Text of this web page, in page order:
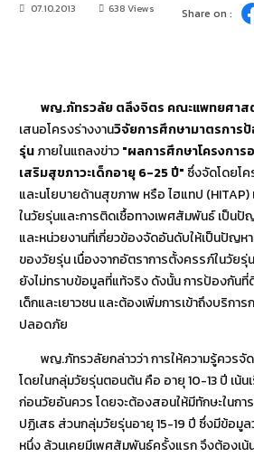
07.10.2013 638 Views Share on :
พญ.ภัทรวลัย ตลึงจิตร คณะแพทยศาส
เสนอโครงร่างงานวิจัยการศึกษามาตรการ
รุ่นภายในแถลงข่าว"ผลการศึกษาโครงการ
เสริมสุขภาวะเด็กอายุ 6-25 ปี" ซึ่งจัดโดยโค
และนโยบายด้านสุขภาพ หรือ ไฮแทป (HITAP)
ในวัยรุ่นและการติดเชื้อทางเพศสัมพันธ์ เป็นปั
และหน่วยงานที่เกี่ยวข้องจัดอันดับให้เป็นปัญ
ของวัยรุ่น เนื่องจากอัตราการตั้งครรภ์ในวัยรุ่
ยังไม่ทราบข้อมูลที่แท้จริง ดังนั้น การป้องกันที่
เด็กและเยาวชน และต้องเพิ่มการเข้าถึงบริกา
ปลอดภัย
พญ.ภัทรวลัยกล่าวว่า การให้ความรู้ควรจัด
โดยในกลุ่มวัยรุ่นตอนต้น คือ อายุ 10-13 ปี เน้
ก่อนวัยอันควร โดยจะต้องสอนให้มีทักษะในกา
ปฏิเสธ ส่วนกลุ่มวัยรุ่นอายุ 15-19 ปี ซึ่งมีข้อมู
หนึ่ง ล้วนเคยมีเพศสัมพันธ์ครั้งแรก จึงต้องเน้